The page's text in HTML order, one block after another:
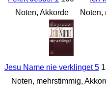
Noten, Akkorde
Noten,
Jesu Name nie verklinget 5
Noten, mehrstimmig,